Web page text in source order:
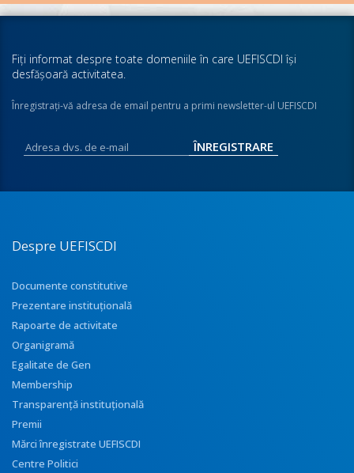
Fiţi informat despre toate domeniile în care UEFISCDI îşi
desfăşoară activitatea.
Înregistraţi-vă adresa de email pentru a primi newsletter-ul UEFISCDI
Despre UEFISCDI
Documente constitutive
Prezentare instituţională
Rapoarte de activitate
Organigramă
Egalitate de Gen
Membership
Transparenţă instituţională
Premii
Mărci înregistrate UEFISCDI
Centre Politici